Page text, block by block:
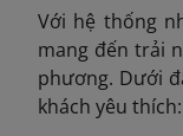
Với hệ thống
mang đến trải
phương. Dưới
khách yêu thích: